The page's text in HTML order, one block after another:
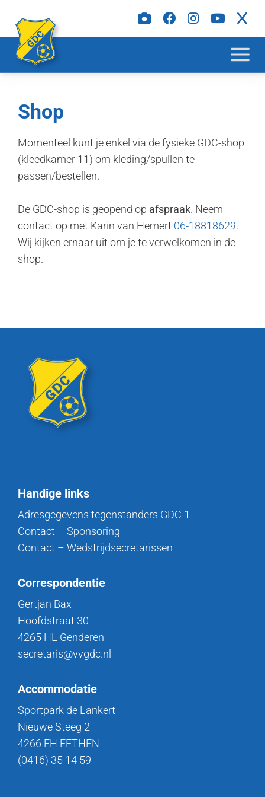
Shop
Momenteel kunt je enkel via de fysieke GDC-shop
(kleedkamer 11) om kleding/spullen te
passen/bestellen.
De GDC-shop is geopend op afspraak. Neem
contact op met Karin van Hemert 06-18818629.
Wij kijken ernaar uit om je te verwelkomen in de
shop.
Handige links
Adresgegevens tegenstanders GDC 1
Contact – Sponsoring
Contact – Wedstrijdsecretarissen
Correspondentie
Gertjan Bax
Hoofdstraat 30
4265 HL Genderen
secretaris@vvgdc.nl
Accommodatie
Sportpark de Lankert
Nieuwe Steeg 2
4266 EH EETHEN
(0416) 35 14 59